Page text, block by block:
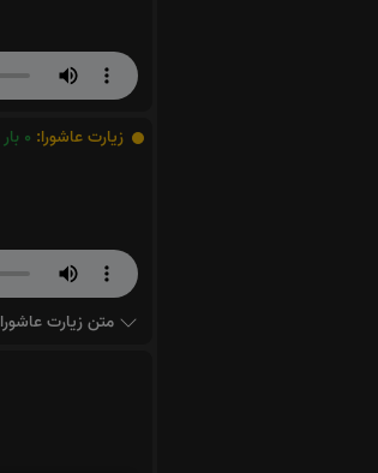
زیارت عاشورا: 0 بار
متن زیارت عاشورا